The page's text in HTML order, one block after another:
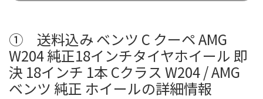
① 送料込み ベンツ C クーペ AMG
W204 純正18インチタイヤホイール 即
決 18インチ 1本 Cクラス W204 / AMG
ベンツ 純正 ホイールの詳細情報